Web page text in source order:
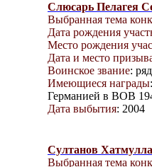
Слюсарь Пелагея
Выбранная тема
Дата рождения
Место рождения
Дата и место
Воинское звание:
Имеющиеся награды
Германией в ВОВ
Дата выбытия: 2004
Султанов
Выбранная тема